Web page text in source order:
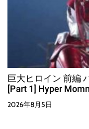
巨大ヒロイン 前編
[Part 1] Hyper
2026年8月5日